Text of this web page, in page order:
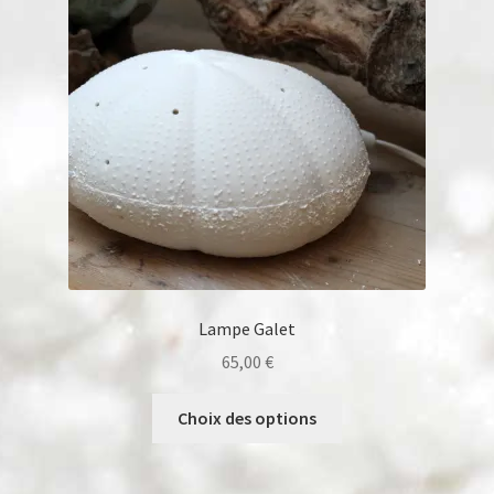
Lampe Galet
65,00 €
Choix des options